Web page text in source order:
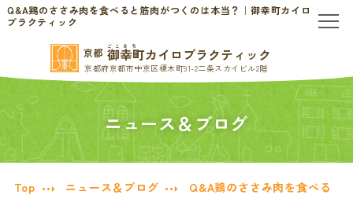
Q&A鶏のささみ肉を食べると筋肉がつくのは本当？｜御幸町カイロ
プラクティック
京都 ごこまち
御幸町カイロプラクティック
京都府京都市中京区榎木町91-2二条スカイビル2階
TOP
当院のご案内
当院について
お問い合わせ
ニュース＆ブログ
Top ニュース＆ブログ
Q&A鶏のささみ肉を食べる